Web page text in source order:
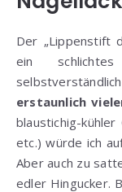
Der „Lippenstift
ein
erstaunlich
blaustichig-
etc.) würde ich
Aber auch zu
edler Hingucker.